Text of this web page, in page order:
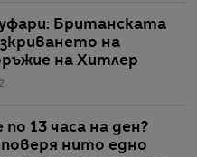
Британската
на
на Хитлер
13 часа на ден?
нито едно